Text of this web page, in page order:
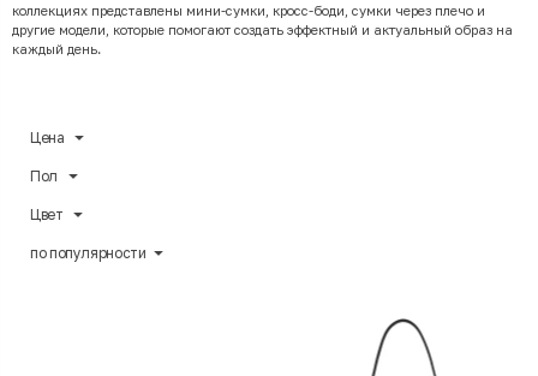
коллекциях представлены мини-сумки, кросс-боди, сумки через плечо и
другие модели, которые помогают создать эффектный и актуальный образ на
каждый день.
Цена
Пол
Цвет
по популярности